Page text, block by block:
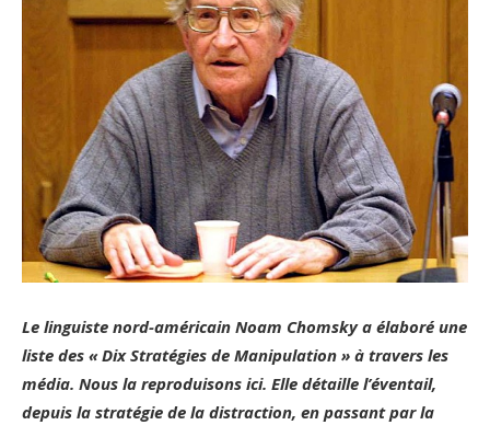
Le linguiste nord-américain Noam Chomsky a élaboré une
liste des « Dix Stratégies de Manipulation » à travers les
média. Nous la reproduisons ici. Elle détaille l’éventail,
depuis la stratégie de la distraction, en passant par la